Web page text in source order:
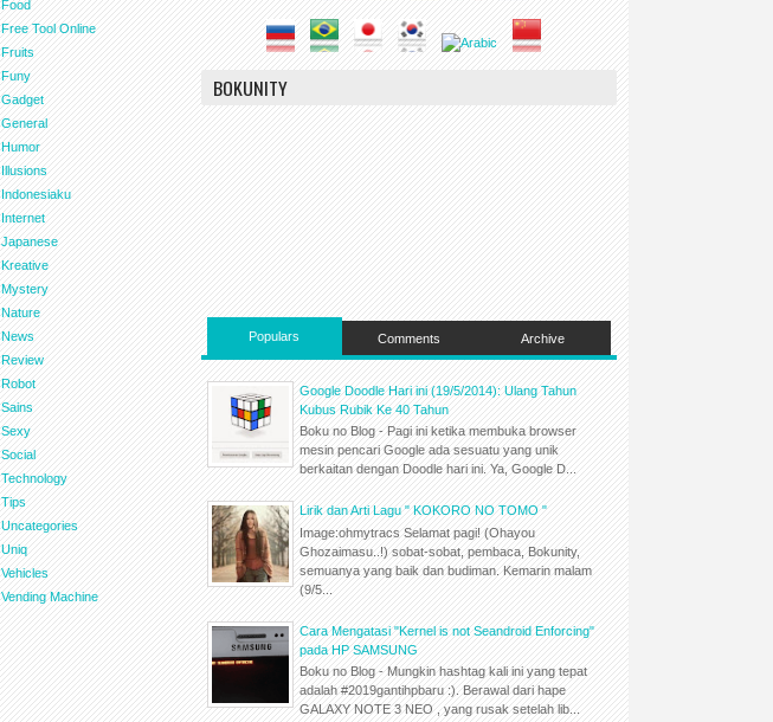
BOKUNITY
Populars Comments Archive
Google Doodle Hari ini (19/5/2014): Ulang Tahun
Kubus Rubik Ke 40 Tahun
Boku no Blog - Pagi ini ketika membuka browser
mesin pencari Google ada sesuatu yang unik
berkaitan dengan Doodle hari ini. Ya, Google D...
Lirik dan Arti Lagu " KOKORO NO TOMO "
Image:ohmytracs Selamat pagi! (Ohayou
Ghozaimasu..!) sobat-sobat, pembaca, Bokunity,
semuanya yang baik dan budiman. Kemarin malam
(9/5...
Cara Mengatasi "Kernel is not Seandroid Enforcing"
pada HP SAMSUNG
Boku no Blog - Mungkin hashtag kali ini yang tepat
adalah #2019gantihpbaru :). Berawal dari hape
GALAXY NOTE 3 NEO , yang rusak setelah lib...
Food
Free Tool Online
Fruits
Funy
Gadget
General
Humor
Illusions
Indonesiaku
Internet
Japanese
Kreative
Mystery
Nature
News
Review
Robot
Sains
Sexy
Social
Technology
Tips
Uncategories
Uniq
Vehicles
Vending Machine